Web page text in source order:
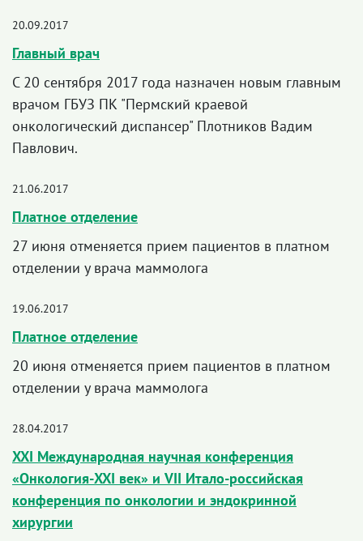
20.09.2017
Главный врач
С 20 сентября 2017 года назначен новым главным
врачом ГБУЗ ПК "Пермский краевой
онкологический диспансер" Плотников Вадим
Павлович.
21.06.2017
Платное отделение
27 июня отменяется прием пациентов в платном
отделении у врача маммолога
19.06.2017
Платное отделение
20 июня отменяется прием пациентов в платном
отделении у врача маммолога
28.04.2017
XXI Международная научная конференция
«Онкология-XXI век» и VII Итало-российская
конференция по онкологии и эндокринной
хирургии